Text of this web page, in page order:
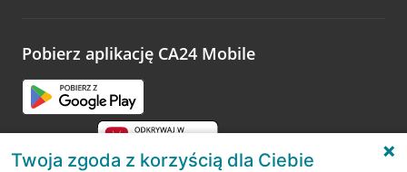
opinie.
Pobierz aplikację CA24 Mobile
Twoja zgoda z korzyścią dla Ciebie